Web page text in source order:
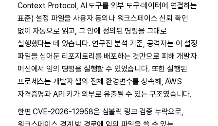
Context Protocol, AI 도구를 외부 도구·데이터에 연결하는
표준) 설정 파일을 사용자 동의나 워크스페이스 신뢰 확인
없이 자동으로 읽고, 그 안에 정의된 명령을 그대로
실행했다는 데 있습니다. 연구진 분석 기준, 공격자는 이 설정
파일을 심어둔 리포지토리를 배포하는 것만으로 피해 개발자
머신에서 임의 명령을 실행할 수 있었습니다. 또한 실행된
프로세스는 개발자 셸의 전체 환경변수를 상속해, AWS
자격증명과 API 키가 외부로 유출될 수 있는 구조였습니다.
한편 CVE-2026-12958은 심볼릭 링크 검증 누락으로,